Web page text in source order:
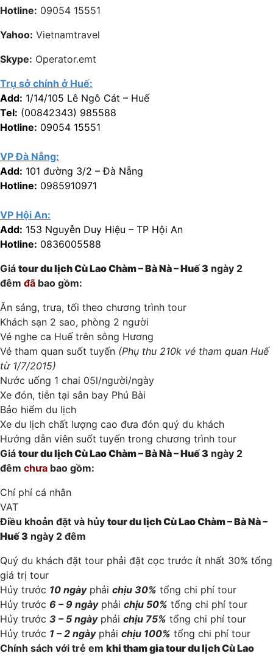
Hotline: 09054 15551
Yahoo: Vietnamtravel
Skype: Operator.emt
Trụ sở chính ở Huế:
Add: 1/14/105 Lê Ngô Cát – Huế
Tel: (00842343) 985588
Hotline: 09054 15551
VP Đà Nẵng:
Add: 101 đường 3/2 – Đà Nẵng
Hotline: 0985910971
VP Hội An:
Add: 153 Nguyễn Duy Hiệu – TP Hội An
Hotline: 0836005588
Giá tour du lịch Cù Lao Chàm – Bà Nà – Huế3 ngày 2
đêm đã bao gồm:
Ăn sáng, trưa, tối theo chương trình tour
Khách sạn 2 sao, phòng 2 người
Vé nghe ca Huế trên sông Hương
Vé tham quan suốt tuyến (Phụ thu 210k vé tham quan Huế
từ 1/7/2015)
Nước uống 1 chai 05l/người/ngày
Xe đón, tiễn tại sân bay Phú Bài
Bảo hiểm du lịch
Xe du lịch chất lượng cao đưa đón quý du khách
Hướng dẫn viên suốt tuyến trong chương trình tour
Giá tour du lịch Cù Lao Chàm – Bà Nà – Huế3 ngày 2
đêm chưa bao gồm:
Chí phí cá nhân
VAT
Điều khoản đặt và hủy tour du lịch Cù Lao Chàm – Bà Nà –
Huế3 ngày 2 đêm
Quý du khách đặt tour phải đặt cọc trước ít nhất 30% tổng
giá trị tour
Hủy trước 10 ngàyphải chịu 30% tổng chi phí tour
Hủy trước 6 – 9 ngàyphải chịu 50% tổng chi phí tour
Hủy trước 3 – 5 ngàyphải chịu 75% tổng chi phí tour
Hủy trước 1 – 2 ngàyphải chịu 100% tổng chi phí tour
Chính sách với trẻ em khi tham giatour du lịch Cù Lao